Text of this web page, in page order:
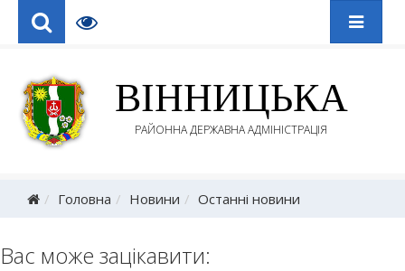
ВІННИЦЬКА
РАЙОННА ДЕРЖАВНА АДМІНІСТРАЦІЯ
Головна Новини Останні новини
Вас може зацікавити: